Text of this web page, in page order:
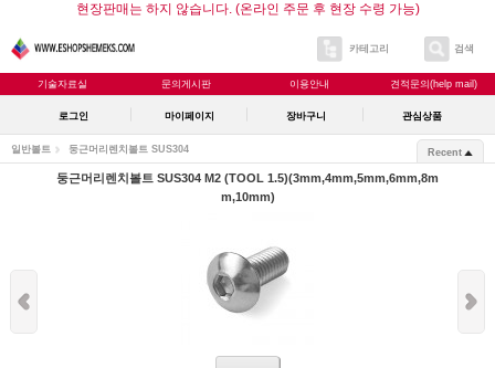
현장판매는 하지 않습니다. (온라인 주문 후 현장 수령 가능)
카테고리 검색
기술자료실 문의게시판 이용안내 견적문의(help mail)
로그인 마이페이지 장바구니 관심상품
일반볼트 둥근머리렌치볼트 SUS304 Recent
둥근머리렌치볼트 SUS304 M2 (TOOL 1.5)(3mm,4mm,5mm,6mm,8m
m,10mm)